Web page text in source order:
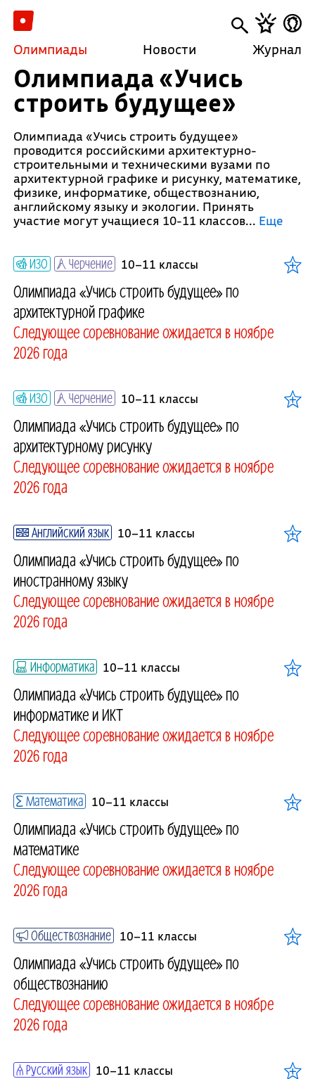
Олимпиады Новости Журнал
Олимпиада «Учись
строить будущее»
Олимпиада «Учись строить будущее»
проводится российскими архитектурно-
строительными и техническими вузами по
архитектурной графике и рисунку, математике,
физике, информатике, обществознанию,
английскому языку и экологии. Принять
участие могут учащиеся 10-11 классов... Еще
ИЗО Черчение 10–11 классы
Олимпиада «Учись строить будущее» по
архитектурной графике
Следующее соревнование ожидается в ноябре
2026 года
ИЗО Черчение 10–11 классы
Олимпиада «Учись строить будущее» по
архитектурному рисунку
Следующее соревнование ожидается в ноябре
2026 года
Английский язык 10–11 классы
Олимпиада «Учись строить будущее» по
иностранному языку
Следующее соревнование ожидается в ноябре
2026 года
Информатика 10–11 классы
Олимпиада «Учись строить будущее» по
информатике и ИКТ
Следующее соревнование ожидается в ноябре
2026 года
Математика 10–11 классы
Олимпиада «Учись строить будущее» по
математике
Следующее соревнование ожидается в ноябре
2026 года
Обществознание 10–11 классы
Олимпиада «Учись строить будущее» по
обществознанию
Следующее соревнование ожидается в ноябре
2026 года
Русский язык 10–11 классы